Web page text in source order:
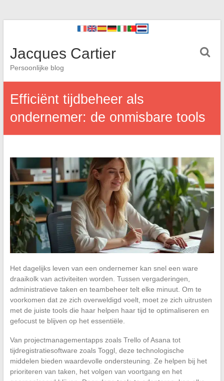
Jacques Cartier
Persoonlijke blog
Efficiënt tijdbeheer als
ondernemer: de onmisbare tools
Het dagelijks leven van een ondernemer kan snel een ware
draaikolk van activiteiten worden. Tussen vergaderingen,
administratieve taken en teambeheer telt elke minuut. Om te
voorkomen dat ze zich overweldigd voelt, moet ze zich uitrusten
met de juiste tools die haar helpen haar tijd te optimaliseren en
gefocust te blijven op het essentiële.
Van projectmanagementapps zoals Trello of Asana tot
tijdregistratiesoftware zoals Toggl, deze technologische
middelen bieden waardevolle ondersteuning. Ze helpen bij het
prioriteren van taken, het volgen van voortgang en het